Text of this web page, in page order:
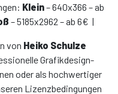
Klein– 640x366 – ab
– 5185x2962 – ab 6€ |
von Heiko Schulze
Grafikdesign-
oder als hochwertiger
Lizenzbedingungen